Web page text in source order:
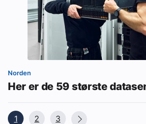
Norden
Her er de 59 største
1 2 3